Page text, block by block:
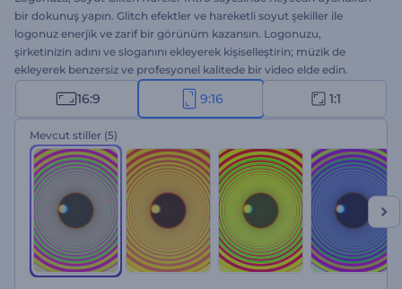
bir dokunuş yapın. Glitch efektler ve hareketli soyut şekiller ile
logonuz enerjik ve zarif bir görünüm kazansın. Logonuzu,
şirketinizin adını ve sloganını ekleyerek kişiselleştirin; müzik de
ekleyerek benzersiz ve profesyonel kalitede bir video elde edin.
Teknoloji şirketleri, oyun kanalları, kreatif içerik üreticileri ve
sektörde öne çıkmak isteyen herkes için harika bir seçenek.
Oluşturmaya hemen başlayın!
16:9 9:16 1:1
Mevcut stiller (5)